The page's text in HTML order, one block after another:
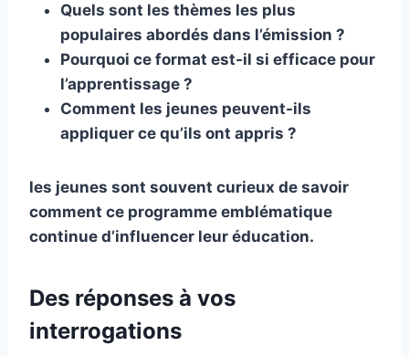
Quels sont les thèmes les plus
populaires abordés dans l’émission ?
Pourquoi ce format est-il si efficace pour
l’apprentissage ?
Comment les jeunes peuvent-ils
appliquer ce qu’ils ont appris ?
les jeunes sont souvent curieux de savoir
comment ce programme emblématique
continue d’influencer leur éducation.
Des réponses à vos
interrogations